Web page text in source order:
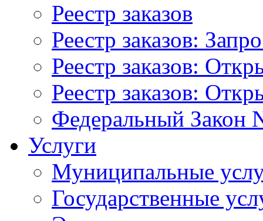
Реестр заказов
Реестр заказов:
Реестр заказов:
Реестр заказов:
Федеральный Закон
Услуги
Муниципальные
Государственные